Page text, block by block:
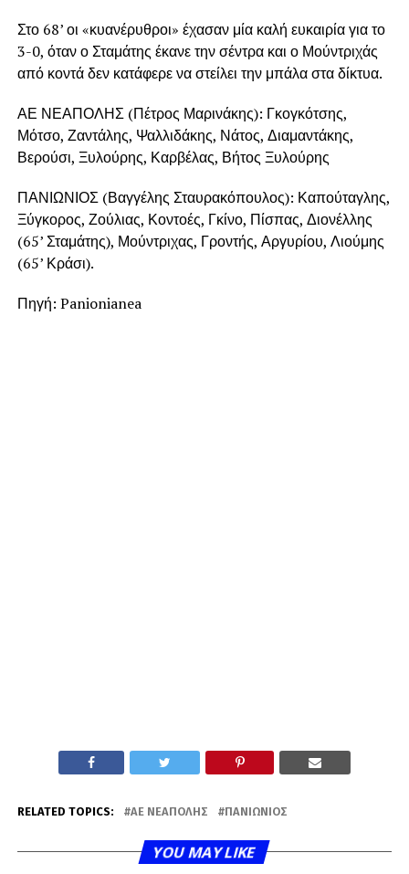
Στο 68’ οι «κυανέρυθροι» έχασαν μία καλή ευκαιρία για το
3-0, όταν ο Σταμάτης έκανε την σέντρα και ο Μούντριχάς
από κοντά δεν κατάφερε να στείλει την μπάλα στα δίκτυα.
ΑΕ ΝΕΑΠΟΛΗΣ (Πέτρος Μαρινάκης): Γκογκότσης,
Μότσο, Ζαντάλης, Ψαλλιδάκης, Νάτος, Διαμαντάκης,
Βερούσι, Ξυλούρης, Καρβέλας, Βήτος Ξυλούρης
ΠΑΝΙΩΝΙΟΣ (Βαγγέλης Σταυρακόπουλος): Καπούταγλης,
Ξύγκορος, Ζούλιας, Κοντοές, Γκίνο, Πίσπας, Διονέλλης
(65’ Σταμάτης), Μούντριχας, Γροντής, Αργυρίου, Λιούμης
(65’ Κράσι).
Πηγή: Panionianea
RELATED TOPICS: ΑΕ ΝΕΆΠΟΛΗΣ ΠΑΝΙΏΝΙΟΣ
YOU MAY LIKE